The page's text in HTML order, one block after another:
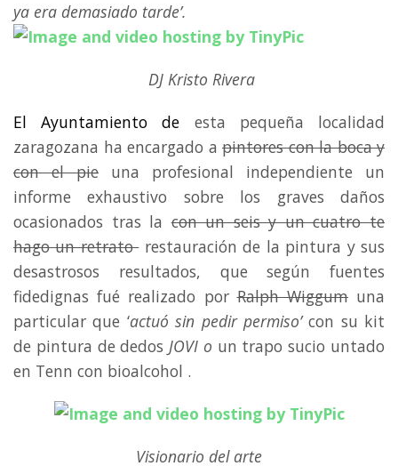
ya era demasiado tarde’.
DJ Kristo Rivera
El Ayuntamiento de esta pequeña localidad
zaragozana ha encargado a pintores con la boca y
con el pie una profesional independiente un
informe exhaustivo sobre los graves daños
ocasionados tras lacon un seis y un cuatro te
hago un retratorestauración de la pintura y sus
desastrosos resultados, que según fuentes
fidedignas fué realizado porRalph Wiggumuna
particular que ‘actuó sin pedir permiso’con su kit
de pintura de dedosJOVI o un trapo sucio untado
en Tenn con bioalcohol .
Visionario del arte